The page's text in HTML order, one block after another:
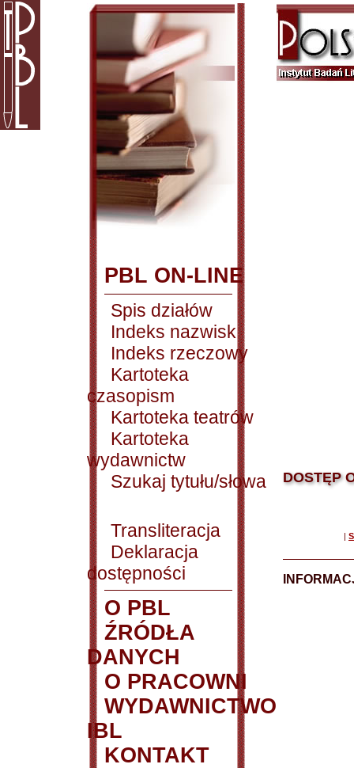
PBL ON-LINE
Spis działów
Indeks nazwisk
Indeks rzeczowy
Kartoteka
czasopism
Kartoteka teatrów
Kartoteka
wydawnictw
Szukaj tytułu/słowa
Transliteracja
Deklaracja
dostępności
O PBL
ŹRÓDŁA
DANYCH
O PRACOWNI
WYDAWNICTWO
IBL
KONTAKT
DOSTĘP
|